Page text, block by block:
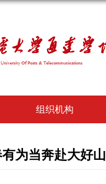
组织机构
为当奔赴大好